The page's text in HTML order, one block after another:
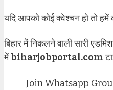
यदि आपको कोई क्वेश्चन हो तो
बिहार में निकलने वाली सारी
मेंbiharjobportal.com
Join Whatsapp